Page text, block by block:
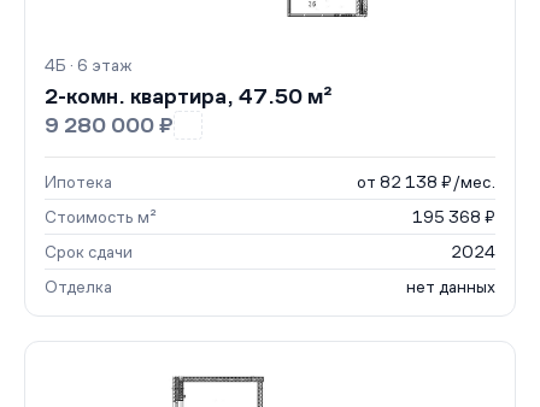
4Б · 6 этаж
2-комн. квартира, 47.50 м²
9 280 000 ₽
Ипотека
от 82 138 ₽/мес.
Стоимость м²
195 368 ₽
Срок сдачи
2024
Отделка
нет данных